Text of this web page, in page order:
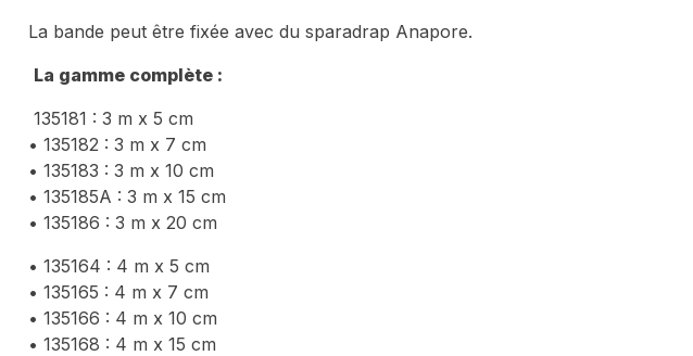
La bande peut être fixée avec du sparadrap Anapore.
La gamme complète :
135181 : 3 m x 5 cm
• 135182 : 3 m x 7 cm
• 135183 : 3 m x 10 cm
• 135185A : 3 m x 15 cm
• 135186 : 3 m x 20 cm
• 135164 : 4 m x 5 cm
• 135165 : 4 m x 7 cm
• 135166 : 4 m x 10 cm
• 135168 : 4 m x 15 cm